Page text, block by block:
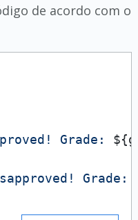
de acordo com o
Grade:
Grade: